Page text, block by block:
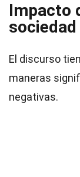
Impacto
sociedad
El discurso
maneras
negativas.